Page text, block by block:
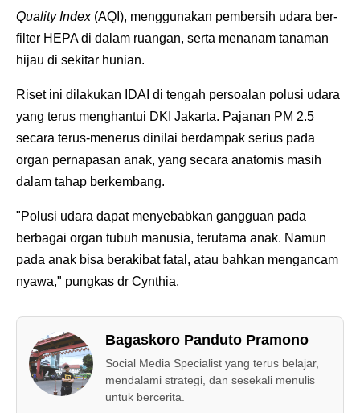
Quality Index(AQI), menggunakan pembersih udara ber-
filter HEPA di dalam ruangan, serta menanam tanaman
hijau di sekitar hunian.
Riset ini dilakukan IDAI di tengah persoalan polusi udara
yang terus menghantui DKI Jakarta. Pajanan PM 2.5
secara terus-menerus dinilai berdampak serius pada
organ pernapasan anak, yang secara anatomis masih
dalam tahap berkembang.
"Polusi udara dapat menyebabkan gangguan pada
berbagai organ tubuh manusia, terutama anak. Namun
pada anak bisa berakibat fatal, atau bahkan mengancam
nyawa," pungkas dr Cynthia.
Bagaskoro Panduto Pramono
Social Media Specialist yang terus belajar,
mendalami strategi, dan sesekali menulis
untuk bercerita.